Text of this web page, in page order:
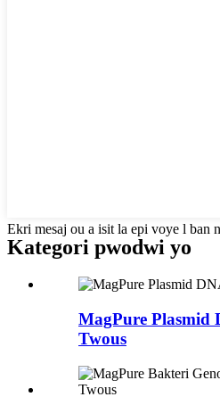
Ekri mesaj ou a isit la epi voye l ban
Kategori pwodwi yo
MagPure Plasmid
Twous